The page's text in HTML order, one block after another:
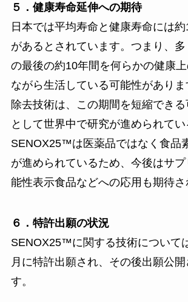
５．健康寿命延伸への期待
日本では平均寿命と健康寿命には
があるとされています。つまり、
の最後の約10年間を何らかの健康上
ながら生活している可能性があり
除去技術は、この期間を短縮でき
として世界中で研究が進められてい
SENOX25™は医薬品ではなく食品
が進められているため、今後はサ
能性表示食品などへの応用も期待さ
６．特許出願の状況
SENOX25™に関する技術について
月に特許出願され、その後出願公開
す。